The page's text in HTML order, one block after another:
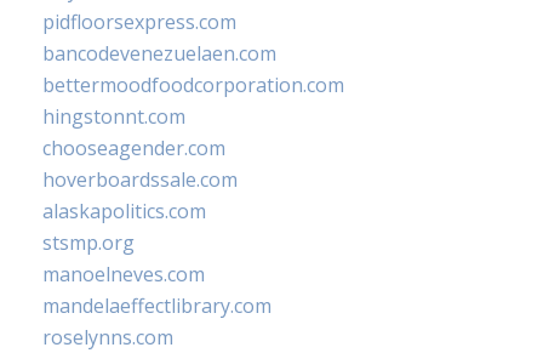
pidfloorsexpress.com
bancodevenezuelaen.com
bettermoodfoodcorporation.com
hingstonnt.com
chooseagender.com
hoverboardssale.com
alaskapolitics.com
stsmp.org
manoelneves.com
mandelaeffectlibrary.com
roselynns.com